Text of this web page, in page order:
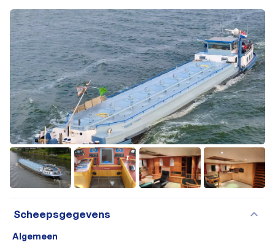
+15
Scheepsgegevens expand_more
Algemeen